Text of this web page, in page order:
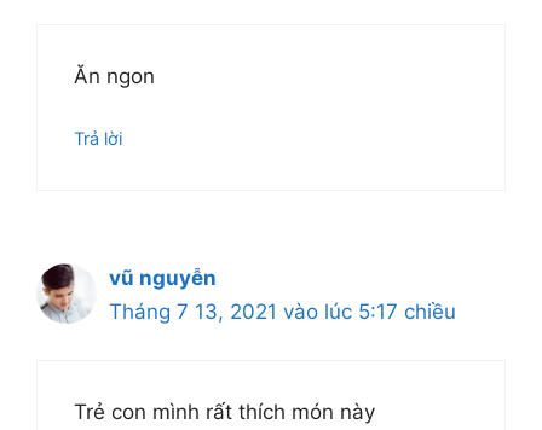
Ăn ngon
Trả lời
vũ nguyễn
Tháng 7 13, 2021 vào lúc 5:17 chiều
Trẻ con mình rất thích món này